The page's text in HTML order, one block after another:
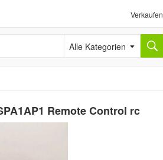
Verkaufen
Alle Kategorien
Remote Control rc